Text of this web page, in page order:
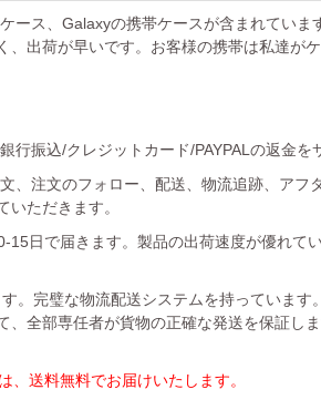
ース、Galaxyの携帯ケースが含まれていま
出荷が早いです。お客様の携帯は私達がケ
振込/クレジットカード/PAYPALの返金を
、注文のフォロー、配送、物流追跡、アフ
ただきます。
日で届きます。製品の出荷速度が優れて
。完璧な物流配送システムを持っています
全部専任者が貨物の正確な発送を保証し
送料無料でお届けいたします。